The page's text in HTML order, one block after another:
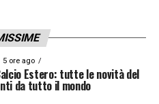
5 ore ago
Estero: tutte le novità del
da tutto il mondo